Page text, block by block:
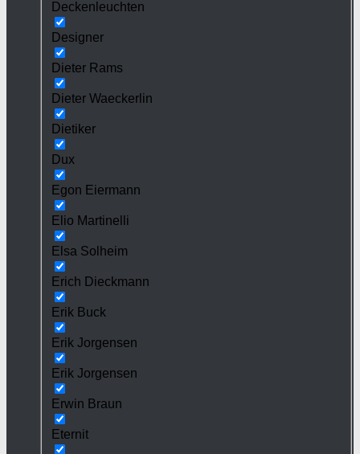
Deckenleuchten
Designer
Dieter Rams
Dieter Waeckerlin
Dietiker
Dux
Egon Eiermann
Elio Martinelli
Elsa Solheim
Erich Dieckmann
Erik Buck
Erik Jorgensen
Erik Jorgensen
Erwin Braun
Eternit